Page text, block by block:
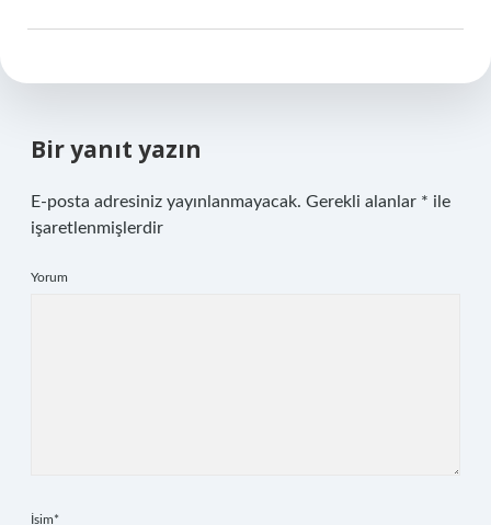
Bir yanıt yazın
E-posta adresiniz yayınlanmayacak. Gerekli alanlar * ile
işaretlenmişlerdir
Yorum
İsim*